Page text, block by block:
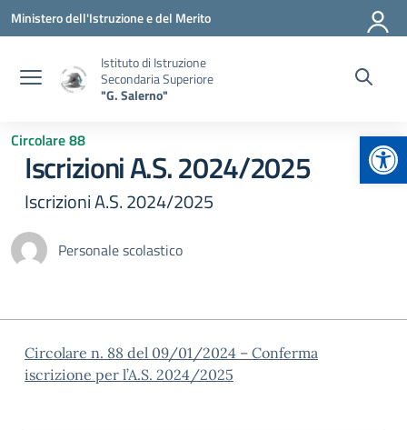
Vai ai contenuti
Vai al menu di navigazione
Vai al footer
Ministero dell'Istruzione e del Merito
Istituto di Istruzione
Secondaria Superiore
"G. Salerno"
Circolare 88
Iscrizioni A.S. 2024/2025
Iscrizioni A.S. 2024/2025
Personale scolastico
Circolare n. 88 del 09/01/2024 – Conferma
iscrizione per l’A.S. 2024/2025